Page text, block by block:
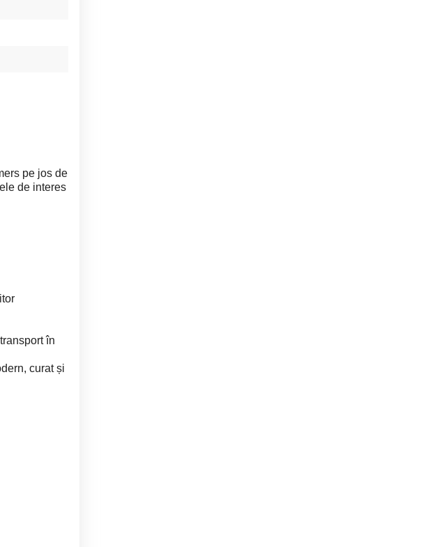
pe jos de
de interes
în
curat și